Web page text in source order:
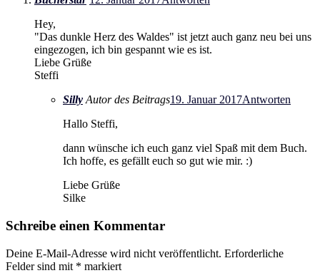
Hey,
"Das dunkle Herz des Waldes" ist jetzt auch ganz neu bei uns
eingezogen, ich bin gespannt wie es ist.
Liebe Grüße
Steffi
Silly Autor des Beitrags19. Januar 2017Antworten
Hallo Steffi,
dann wünsche ich euch ganz viel Spaß mit dem Buch.
Ich hoffe, es gefällt euch so gut wie mir. :)
Liebe Grüße
Silke
Schreibe einen Kommentar
Deine E-Mail-Adresse wird nicht veröffentlicht. Erforderliche
Felder sind mit * markiert